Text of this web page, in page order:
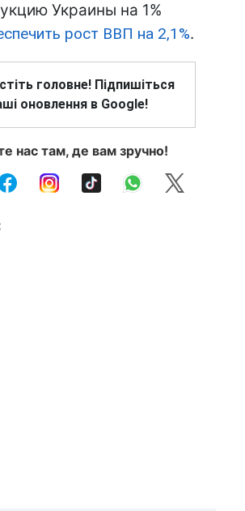
Украины на 1%
рост ВВП на 2,1%.
головне! Підпишіться
оновлення в Google!
нас там, де вам зручно!